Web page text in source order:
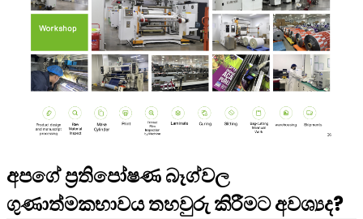
අපගේ ප්‍රතිපෝෂණ බෑග්වල
ගුණාත්මකභාවය තහවුරු කිරීමට අවශ්‍යද?